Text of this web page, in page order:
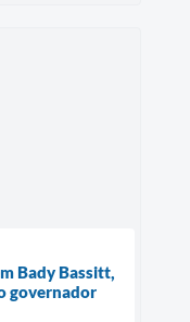
Bady Bassitt,
governador